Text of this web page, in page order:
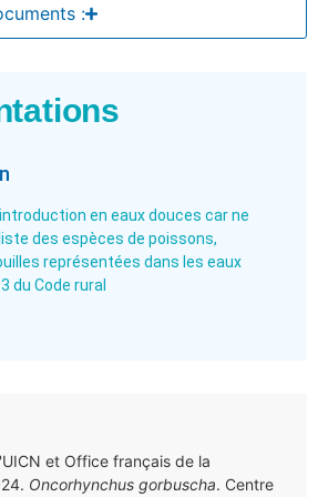
:
en eaux douces car ne
des espèces de poissons,
représentées dans les eaux
du Code rural
et Office français de la
Oncorhynchus gorbuscha. Centre